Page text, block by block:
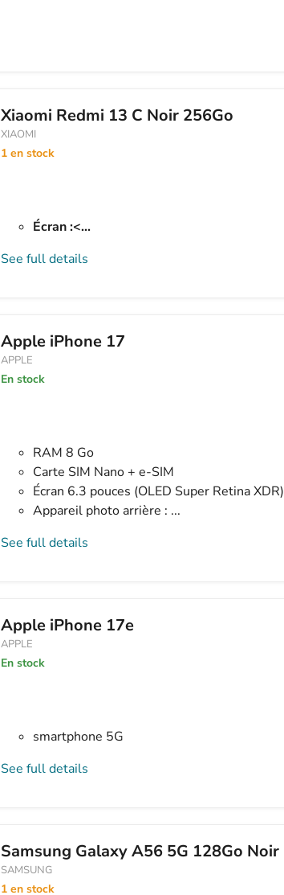
Xiaomi Redmi 13 C Noir 256Go
XIAOMI
1 en stock
Écran :<...
See full details
Apple iPhone 17
APPLE
En stock
RAM 8 Go
Carte SIM Nano + e-SIM
Écran 6.3 pouces (OLED Super Retina XDR)
Appareil photo arrière : ...
See full details
Apple iPhone 17e
APPLE
En stock
smartphone 5G
See full details
Samsung Galaxy A56 5G 128Go Noir
SAMSUNG
1 en stock